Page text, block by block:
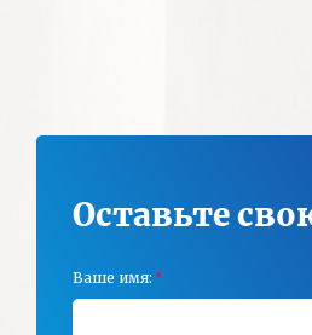
Оставьте
Ваше имя: *